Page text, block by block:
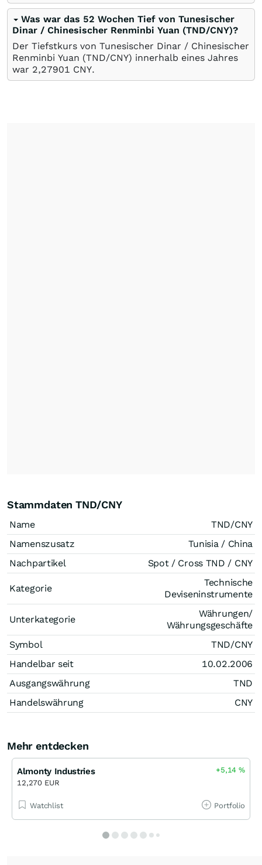
Was war das 52 Wochen Tief von Tunesischer
Dinar / Chinesischer Renminbi Yuan (TND/CNY)?
Der Tiefstkurs von Tunesischer Dinar / Chinesischer
Renminbi Yuan (TND/CNY) innerhalb eines Jahres
war 2,27901 CNY.
Stammdaten TND/CNY
Name
TND/CNY
Namenszusatz
Tunisia / China
Nachpartikel
Spot / Cross TND / CNY
Kategorie
Technische
Deviseninstrumente
Unterkategorie
Währungen/
Währungsgeschäfte
Symbol
TND/CNY
Handelbar seit
10.02.2006
Ausgangswährung
TND
Handelswährung
CNY
Mehr entdecken
Almonty Industries
12,270 EUR
+5,14%
Watchlist Portfolio